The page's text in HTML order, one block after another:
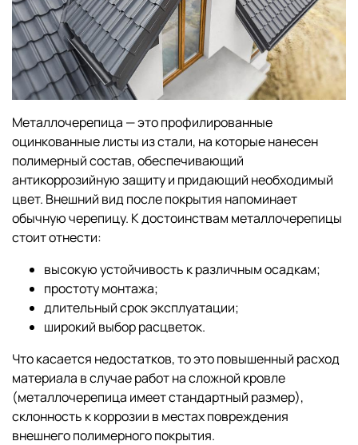
Металлочерепица — это профилированные
оцинкованные листы из стали, на которые нанесен
полимерный состав, обеспечивающий
антикоррозийную защиту и придающий необходимый
цвет. Внешний вид после покрытия напоминает
обычную черепицу. К достоинствам металлочерепицы
стоит отнести:
высокую устойчивость к различным осадкам;
простоту монтажа;
длительный срок эксплуатации;
широкий выбор расцветок.
Что касается недостатков, то это повышенный расход
материала в случае работ на сложной кровле
(металлочерепица имеет стандартный размер),
склонность к коррозии в местах повреждения
внешнего полимерного покрытия.